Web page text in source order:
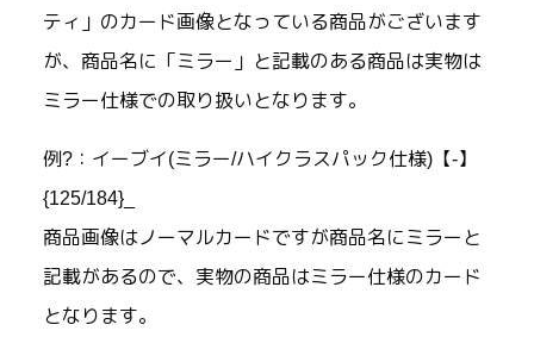
ティ」のカード画像となっている商品がございます
が、商品名に「ミラー」と記載のある商品は実物は
ミラー仕様での取り扱いとなります。
例?：イーブイ(ミラー/ハイクラスパック仕様)【-】
{125/184}_
商品画像はノーマルカードですが商品名にミラーと
記載があるので、実物の商品はミラー仕様のカード
となります。